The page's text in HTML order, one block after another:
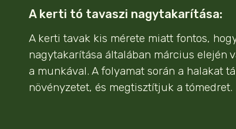
A kerti tó tavaszi nagytakarítása:
A kerti tavak kis mérete miatt fontos,
nagytakarítása általában március elején
a munkával. A folyamat során a halakat
növényzetet, és megtisztítjuk a tómedret.